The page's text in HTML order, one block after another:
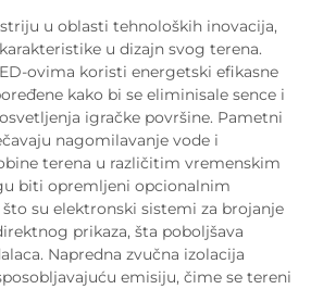
u oblasti tehnoloških inovacija,
u dizajn svog terena.
ovima koristi energetski efikasne
kako bi se eliminisale sence i
igračke površine. Pametni
nagomilavanje vode i
terena u različitim vremenskim
biti opremljeni opcionalnim
su elektronski sistemi za brojanje
prikaza, šta poboljšava
Napredna zvučna izolacija
emisiju, čime se tereni